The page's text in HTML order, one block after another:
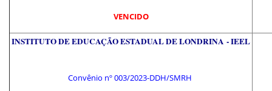
VENCIDO
INSTITUTO DE EDUCAÇÃO ESTADUAL DE LONDRINA - IEEL
Convênio nº003/2023-DDH/SMRH